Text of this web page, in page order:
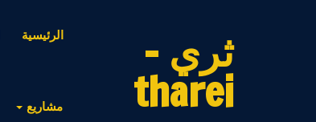
ثري -
tharei
الرئيسية
مشاريع